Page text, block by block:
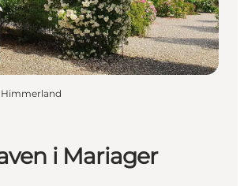
i Mariager